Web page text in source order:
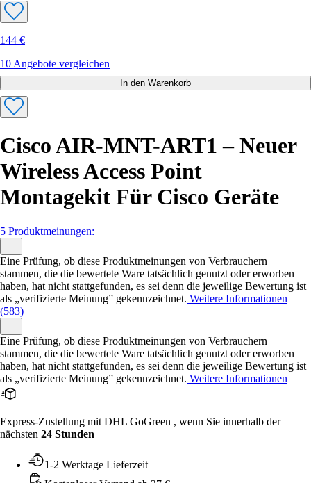
144 €
10 Angebote vergleichen
In den Warenkorb
Cisco AIR-MNT-ART1 – Neuer
Wireless Access Point
Montagekit Für Cisco Geräte
5 Produktmeinungen:
Eine Prüfung, ob diese Produktmeinungen von Verbrauchern
stammen, die die bewertete Ware tatsächlich genutzt oder erworben
haben, hat nicht stattgefunden, es sei denn die jeweilige Bewertung ist
als „verifizierte Meinung” gekennzeichnet. Weitere Informationen
(583)
Eine Prüfung, ob diese Produktmeinungen von Verbrauchern
stammen, die die bewertete Ware tatsächlich genutzt oder erworben
haben, hat nicht stattgefunden, es sei denn die jeweilige Bewertung ist
als „verifizierte Meinung” gekennzeichnet. Weitere Informationen
Express-Zustellung mit DHL GoGreen , wenn Sie innerhalb der
nächsten 24 Stunden
1-2 Werktage Lieferzeit